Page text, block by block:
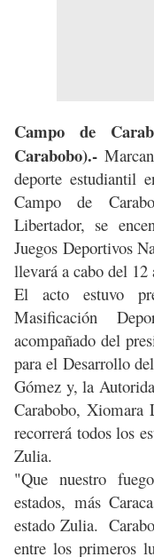
Campo de
Carabobo).-
deporte estudiantil
Campo de
Libertador, se
Juegos Deportivos
llevará a cabo del
El acto estuvo
Masificación
acompañado del
para el Desarrollo
Gómez y, la
Carabobo, Xiomara
recorrerá todos los
Zulia.
"Que nuestro
estados, más
estado Zulia.
entre los primeros